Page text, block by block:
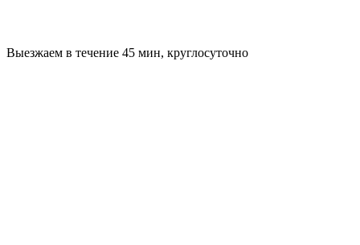
Выезжаем в течение 45 мин, круглосуточно